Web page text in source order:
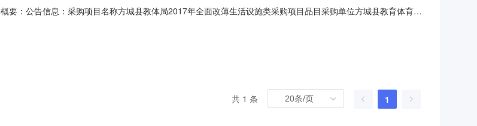
要：公告信息：采购项目名称方城县教体局2017年全面改薄生活设施类采购项目品目采购单位方城县教育体育局
址方城县教育体育局采购单位联系方式13525153296代理机构名称北京江河润泽工程管理咨询有限公司代理机
共 1 条 1